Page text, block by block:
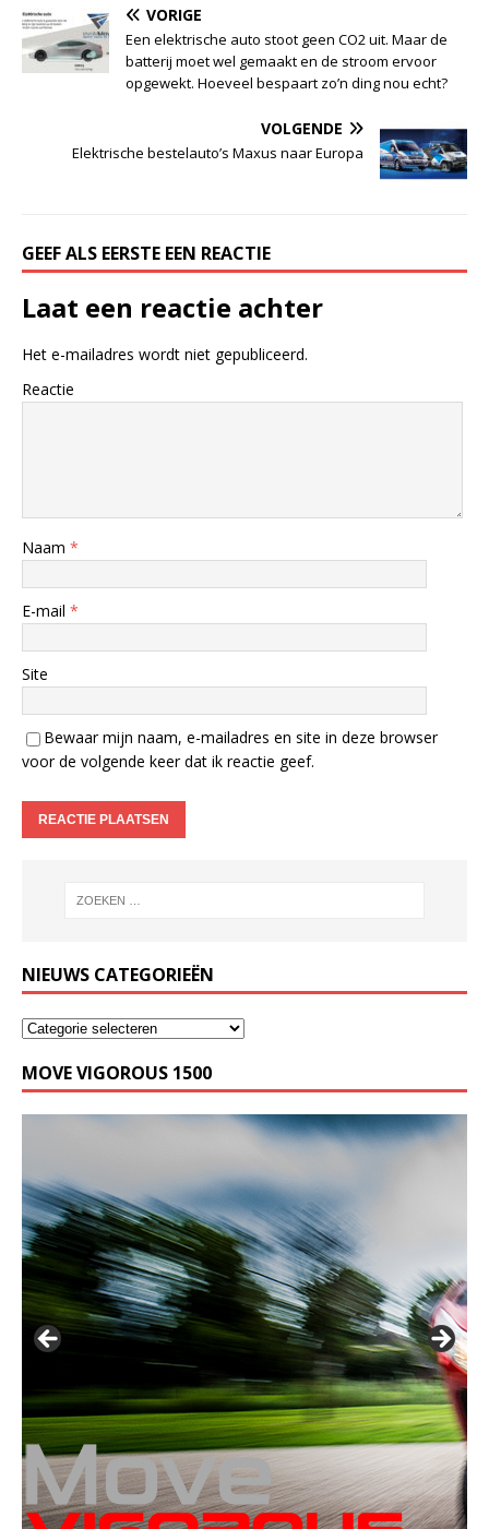
VORIGE
Een elektrische auto stoot geen CO2 uit. Maar de
batterij moet wel gemaakt en de stroom ervoor
opgewekt. Hoeveel bespaart zo’n ding nou echt?
VOLGENDE
Elektrische bestelauto’s Maxus naar Europa
GEEF ALS EERSTE EEN REACTIE
Laat een reactie achter
Het e-mailadres wordt niet gepubliceerd.
Reactie
Naam *
E-mail *
Site
Bewaar mijn naam, e-mailadres en site in deze browser
voor de volgende keer dat ik reactie geef.
NIEUWS CATEGORIEËN
MOVE VIGOROUS 1500